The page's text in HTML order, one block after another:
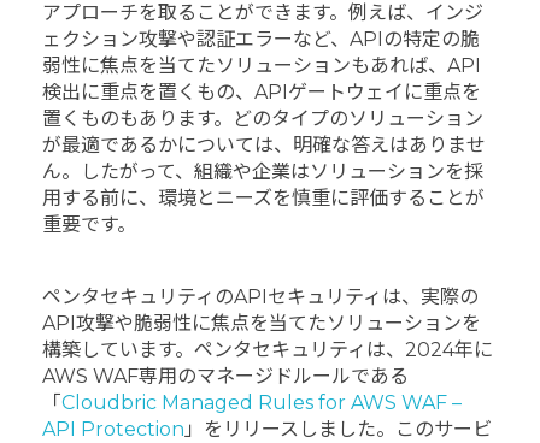
アプローチを取ることができます。例えば、インジ
ェクション攻撃や認証エラーなど、APIの特定の脆
弱性に焦点を当てたソリューションもあれば、API
検出に重点を置くもの、APIゲートウェイに重点を
置くものもあります。どのタイプのソリューション
が最適であるかについては、明確な答えはありませ
ん。したがって、組織や企業はソリューションを採
用する前に、環境とニーズを慎重に評価することが
重要です。
ペンタセキュリティのAPIセキュリティは、実際の
API攻撃や脆弱性に焦点を当てたソリューションを
構築しています。ペンタセキュリティは、2024年に
AWS WAF専用のマネージドルールである
「 Cloudbric Managed Rules for AWS WAF –
API Protection 」をリリースしました。このサービ